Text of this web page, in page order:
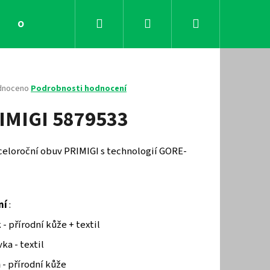
Obchodní podmínky KontaktyPřihlášení
Podrobnosti hodnocení
5879533
obuv PRIMIGI s technologií GORE-
:
- přírodní kůže + textil
- textil
přírodní kůže